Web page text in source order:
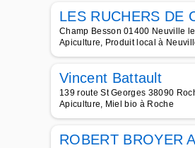
LES RUCHERS DE
Champ Besson 01400 Neuville
Apiculture, Produit local à
Vincent Battault
139 route St Georges 38090
Apiculture, Miel bio à Roche
ROBERT BROYER